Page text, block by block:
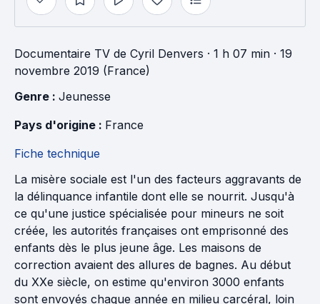
Documentaire TV de Cyril Denvers · 1 h 07 min · 19
novembre 2019 (France)
Genre : Jeunesse
Pays d'origine : France
Fiche technique
La misère sociale est l'un des facteurs aggravants de
la délinquance infantile dont elle se nourrit. Jusqu'à
ce qu'une justice spécialisée pour mineurs ne soit
créée, les autorités françaises ont emprisonné des
enfants dès le plus jeune âge. Les maisons de
correction avaient des allures de bagnes. Au début
du XXe siècle, on estime qu'environ 3000 enfants
sont envoyés chaque année en milieu carcéral, loin